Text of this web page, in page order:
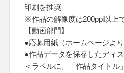
印刷を推奨
※作品の解像度は200ppi以上
【動画部門】
●応募用紙（ホームページより
●作品データを保存したディ
＜ラベルに、「作品タイトル